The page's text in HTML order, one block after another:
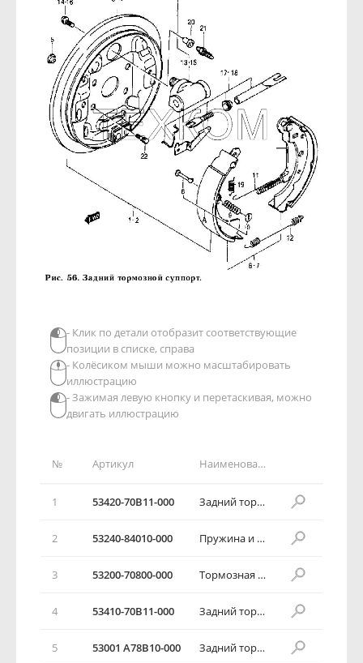
№ Артикул Наименование детали
1 53420-70В11-000 Задний тормозной цилиндр
2 53240-84010-000 Пружина и палец
3 53200-70800-000 Тормозная колодка в комплекте
4 53410-70В11-000 Задний тормозной цилиндр
5 53001 А78В10-000 Задний тормозной фартук
- Клик по детали отобразит соответствующие
позиции в списке, справа
- Колёсиком мыши можно масштабировать
иллюстрацию
- Зажимая левую кнопку и перетаскивая, можно
двигать иллюстрацию